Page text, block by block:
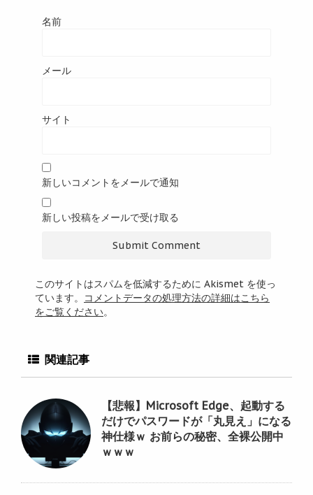
名前
メール
サイト
新しいコメントをメールで通知
新しい投稿をメールで受け取る
このサイトはスパムを低減するために Akismet を使っ
ています。
コメントデータの処理方法の詳細はこちら
をご覧ください。
関連記事
【悲報】Microsoft Edge、起動する
だけでパスワードが「丸見え」になる
神仕様ｗ お前らの秘密、全裸公開中
ｗｗｗ